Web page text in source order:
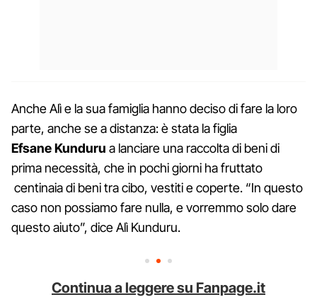
Anche Alì e la sua famiglia hanno deciso di fare la loro
parte, anche se a distanza: è stata la figlia
Efsane Kunduru a lanciare una raccolta di beni di
prima necessità, che in pochi giorni ha fruttato
centinaia di beni tra cibo, vestiti e coperte. “In questo
caso non possiamo fare nulla, e vorremmo solo dare
questo aiuto”, dice Alì Kunduru.
Continua a leggere su Fanpage.it